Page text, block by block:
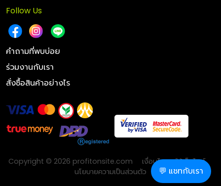
Follow Us
คำถามที่พบบ่อย
ร่วมงานกับเรา
สั่งซื้อสินค้าอย่างไร
Copyright © 2026 profitonsite.com
เงื่อนไขการใช้เว็บไซต์
นโยบายความเป็นส่วนตัว
💬 แชทกับเรา